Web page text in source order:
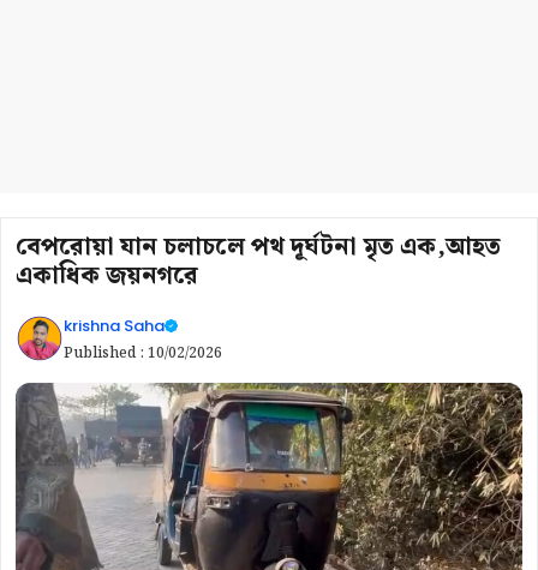
বেপরোয়া যান চলাচলে পথ দূর্ঘটনা মৃত এক,আহত
একাধিক জয়নগরে
krishna Saha
Published : 10/02/2026